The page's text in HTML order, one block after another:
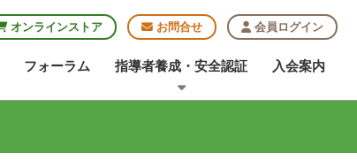
オンラインストア お問合せ 会員ログイン
フォーラム 指導者養成・安全認証 入会案内